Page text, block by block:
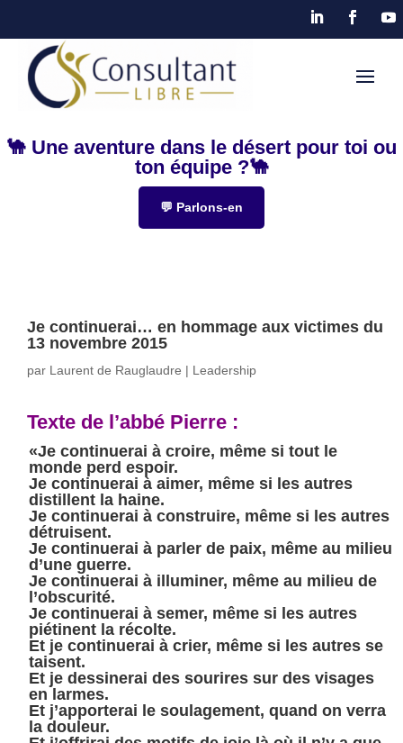
🐪 Une aventure dans le désert pour toi ou
ton équipe ?🐪
💬 Parlons-en
Je continuerai… en hommage aux victimes du
13 novembre 2015
par Laurent de Rauglaudre | Leadership
Texte de l’abbé Pierre :
«Je continuerai à croire, même si tout le
monde perd espoir.
Je continuerai à aimer, même si les autres
distillent la haine.
Je continuerai à construire, même si les autres
détruisent.
Je continuerai à parler de paix, même au milieu
d’une guerre.
Je continuerai à illuminer, même au milieu de
l’obscurité.
Je continuerai à semer, même si les autres
piétinent la récolte.
Et je continuerai à crier, même si les autres se
taisent.
Et je dessinerai des sourires sur des visages
en larmes.
Et j’apporterai le soulagement, quand on verra
la douleur.